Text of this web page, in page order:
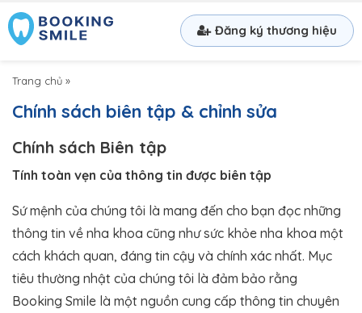
Đăng ký thương hiệu
Trang chủ »
Chính sách biên tập & chỉnh sửa
Chính sách Biên tập
Tính toàn vẹn của thông tin được biên tập
Sứ mệnh của chúng tôi là mang đến cho bạn đọc những
thông tin về nha khoa cũng như sức khỏe nha khoa một
cách khách quan, đáng tin cậy và chính xác nhất. Mục
tiêu thường nhật của chúng tôi là đảm bảo rằng
Booking Smile là một nguồn cung cấp thông tin chuyên